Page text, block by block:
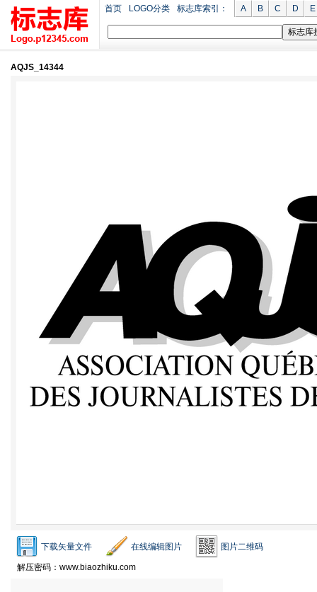
首页 LOGO分类 标志库索引： A B C D E
AQJS_14344
下载矢量文件 在线编辑图片 图片二维码
解压密码：www.biaozhiku.com